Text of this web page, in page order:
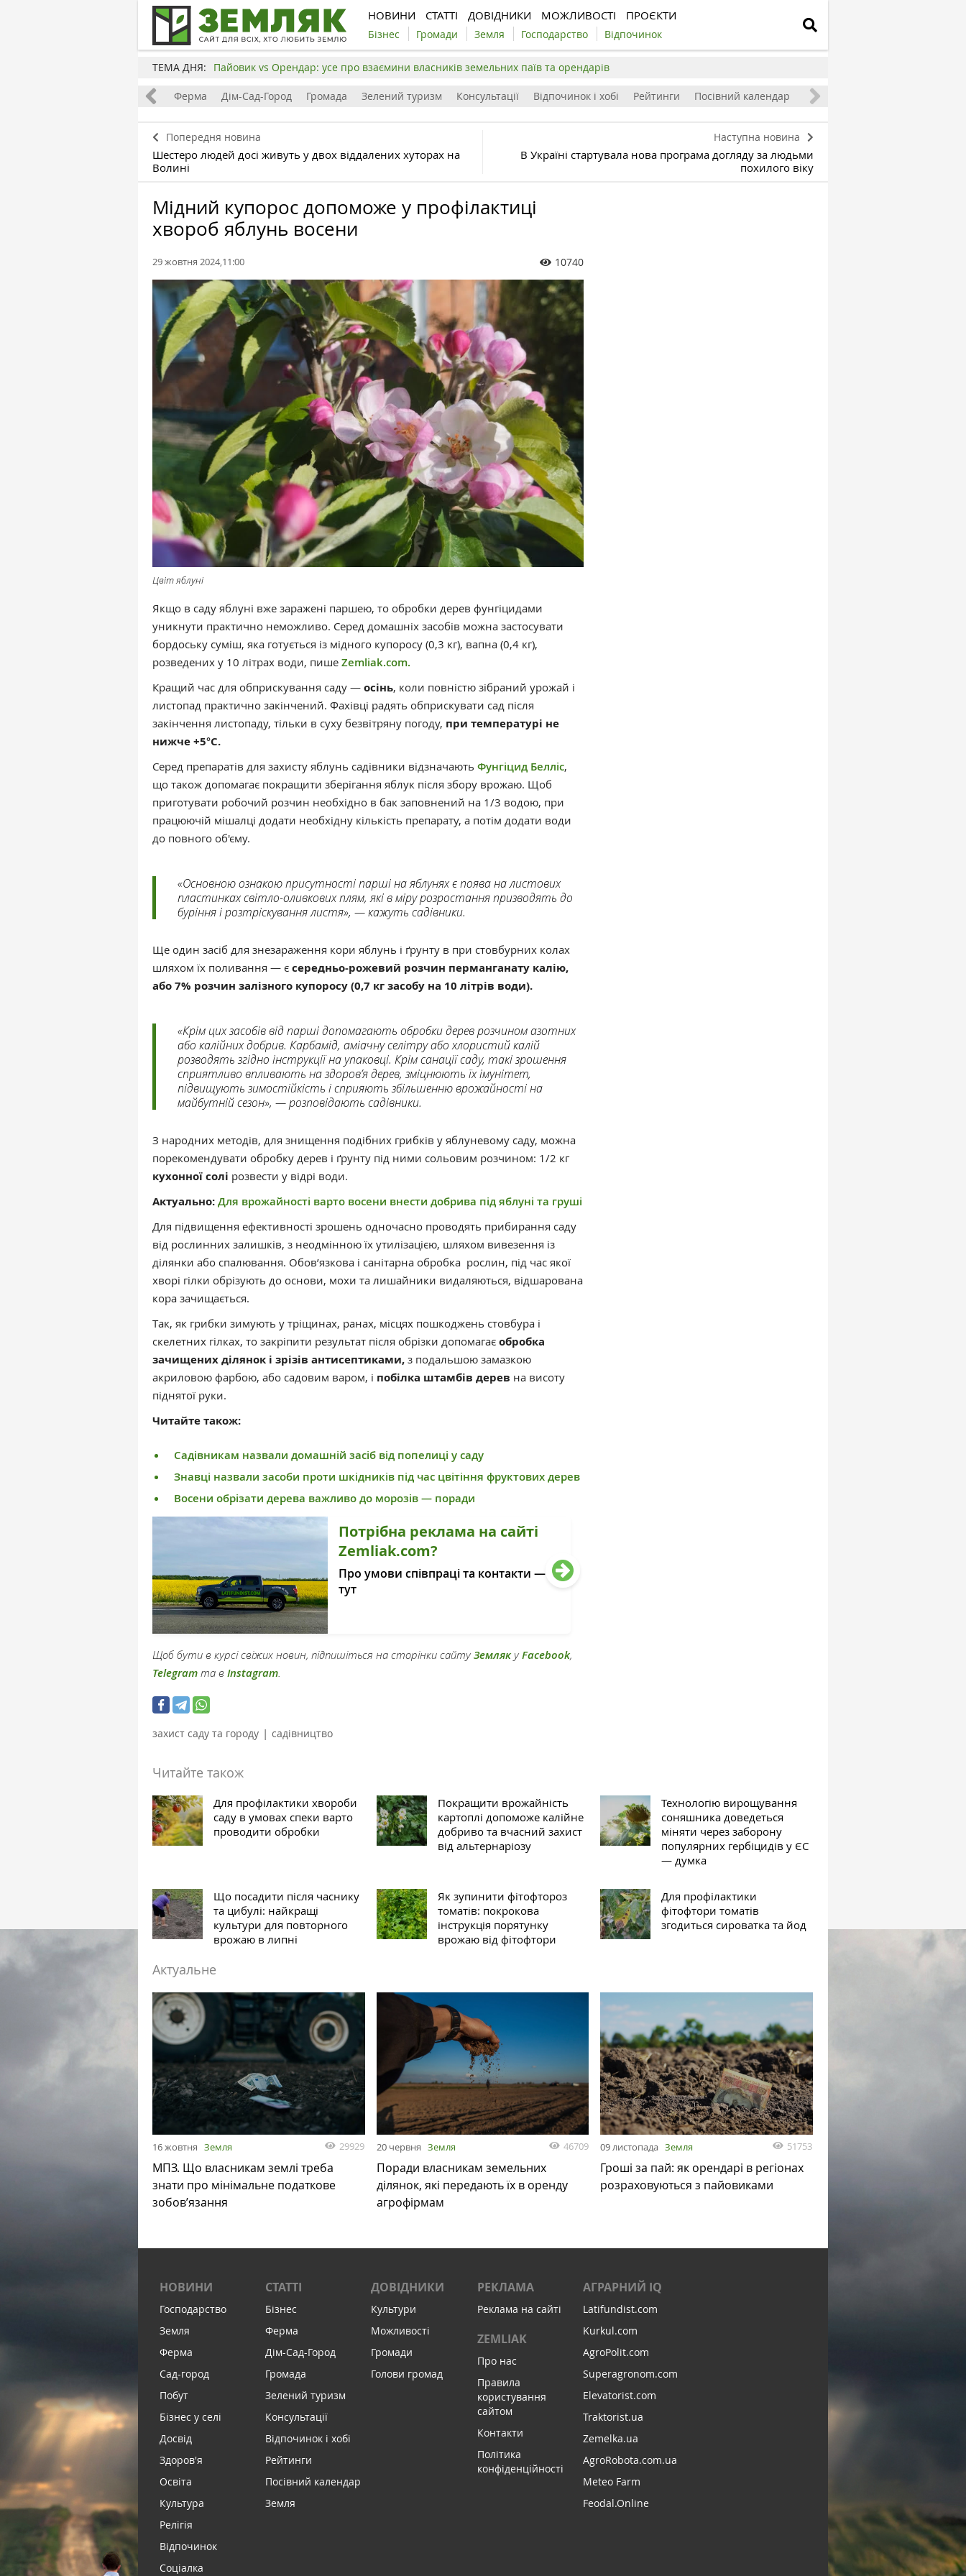
НОВИНИ СТАТТІ ДОВІДНИКИ МОЖЛИВОСТІ ПРОЄКТИ
Бізнес Громади Земля Господарство Відпочинок
ТЕМА ДНЯ: Пайовик vs Орендар: усе про взаємини власників земельних паїв та орендарів
Бізнес Ферма Дім-Сад-Город Громада Зелений туризм Консультації Відпочинок і хобі Рейтинги Посівний календар
Попередня новина
Шестеро людей досі живуть у двох віддалених хуторах на
Волині
Наступна новина
В Україні стартувала нова програма догляду за людьми
похилого віку
Мідний купорос допоможе у профілактиці
хвороб яблунь восени
29 жовтня 2024,11:00 10740
Цвіт яблуні
Якщо в саду яблуні вже заражені паршею, то обробки дерев фунгіцидами
уникнути практично неможливо. Серед домашніх засобів можна застосувати
бордоську суміш, яка готується із мідного купоросу (0,3 кг), вапна (0,4 кг),
розведених у 10 літрах води, пише Zemliak.com.
Кращий час для обприскування саду — осінь, коли повністю зібраний урожай і
листопад практично закінчений. Фахівці радять обприскувати сад після
закінчення листопаду, тільки в суху безвітряну погоду, при температурі не
нижче +5°C.
Серед препаратів для захисту яблунь садівники відзначають Фунгіцид Белліс,
що також допомагає покращити зберігання яблук після збору врожаю. Щоб
приготувати робочий розчин необхідно в бак заповнений на 1/3 водою, при
працюючій мішалці додати необхідну кількість препарату, а потім додати води
до повного об'єму.
«Основною ознакою присутності парші на яблунях є поява на листових
пластинках світло-оливкових плям, які в міру розростання призводять до
буріння і розтріскування листя», — кажуть садівники.
Ще один засіб для знезараження кори яблунь і ґрунту в при стовбурних колах
шляхом їх поливання — є середньо-рожевий розчин перманганату калію,
або 7% розчин залізного купоросу (0,7 кг засобу на 10 літрів води).
«Крім цих засобів від парші допомагають обробки дерев розчином азотних
або калійних добрив. Карбамід, аміачну селітру або хлористий калій
розводять згідно інструкції на упаковці. Крім санації саду, такі зрошення
сприятливо впливають на здоров’я дерев, зміцнюють їх імунітет,
підвищують зимостійкість і сприяють збільшенню врожайності на
майбутній сезон», — розповідають садівники.
З народних методів, для знищення подібних грибків у яблуневому саду, можна
порекомендувати обробку дерев і ґрунту під ними сольовим розчином: 1/2 кг
кухонної солі розвести у відрі води.
Актуально:Для врожайності варто восени внести добрива під яблуні та груші
Для підвищення ефективності зрошень одночасно проводять прибирання саду
від рослинних залишків, з неодмінною їх утилізацією, шляхом вивезення із
ділянки або спалювання. Обов’язкова і санітарна обробка рослин, під час якої
хворі гілки обрізують до основи, мохи та лишайники видаляються, відшарована
кора зачищається.
Так, як грибки зимують у тріщинах, ранах, місцях пошкоджень стовбура і
скелетних гілках, то закріпити результат після обрізки допомагає обробка
зачищених ділянок і зрізів антисептиками, з подальшою замазкою
акриловою фарбою, або садовим варом, і побілка штамбів дерев на висоту
піднятої руки.
Читайте також:
Садівникам назвали домашній засіб від попелиці у саду
Знавці назвали засоби проти шкідників під час цвітіння фруктових дерев
Восени обрізати дерева важливо до морозів — поради
Потрібна реклама на сайті
Zemliak.com?
Про умови співпраці та контакти —
тут
Щоб бути в курсі свіжих новин, підпишіться на сторінки сайтуЗемлякуFacebook,
Telegram та в Instagram
захист саду та городу | садівництво
Читайте також
Для профілактики хвороби
саду в умовах спеки варто
проводити обробки
Покращити врожайність
картоплі допоможе калійне
добриво та вчасний захист
від альтернаріозу
Технологію вирощування
соняшника доведеться
міняти через заборону
популярних гербіцидів у ЄС
— думка
Що посадити після часнику
та цибулі: найкращі
культури для повторного
врожаю в липні
Як зупинити фітофтороз
томатів: покрокова
інструкція порятунку
врожаю від фітофтори
Для профілактики
фітофтори томатів
згодиться сироватка та йод
Актуальне
16 жовтня Земля 29929
МПЗ. Що власникам землі треба
знати про мінімальне податкове
зобов’язання
20 червня Земля 46709
Поради власникам земельних
ділянок, які передають їх в оренду
агрофірмам
09 листопада Земля 51753
Гроші за пай: як орендарі в регіонах
розраховуються з пайовиками
НОВИНИ
Господарство
Земля
Ферма
Сад-город
Побут
Бізнес у селі
Досвід
Здоров'я
Освіта
Культура
Релігія
Відпочинок
Соціалка
СТАТТІ
Бізнес
Ферма
Дім-Сад-Город
Громада
Зелений туризм
Консультації
Відпочинок і хобі
Рейтинги
Посівний календар
Земля
ДОВІДНИКИ
Культури
Можливості
Громади
Голови громад
РЕКЛАМА
Реклама на сайті
ZEMLIAK
Про нас
Правила
користування
сайтом
Контакти
Політика
конфіденційності
АГРАРНИЙ IQ
Latifundist.com
Kurkul.com
AgroPolit.com
Superagronom.com
Elevatorist.com
Traktorist.ua
Zemelka.ua
AgroRobota.com.ua
Meteo Farm
Feodal.Online